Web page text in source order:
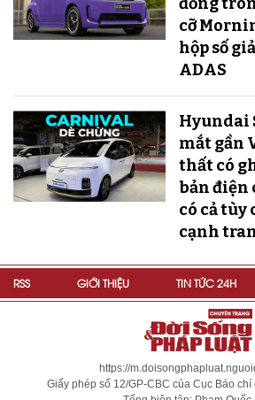
cỡ
hộp số
ADAS
Hyundai
mắt gần
thất có
bản điện
có cả
cạnh
RSS GIỚI THIỆU TIN TỨC 24H
https://
Giấy phép số 12/GP-CBC của Cục Báo